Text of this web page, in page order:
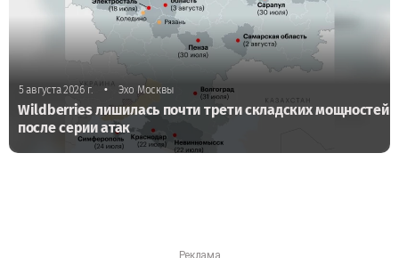
5 августа 2026 г. • Эхо Москвы
Wildberries лишилась почти трети складских мощностей
после серии атак